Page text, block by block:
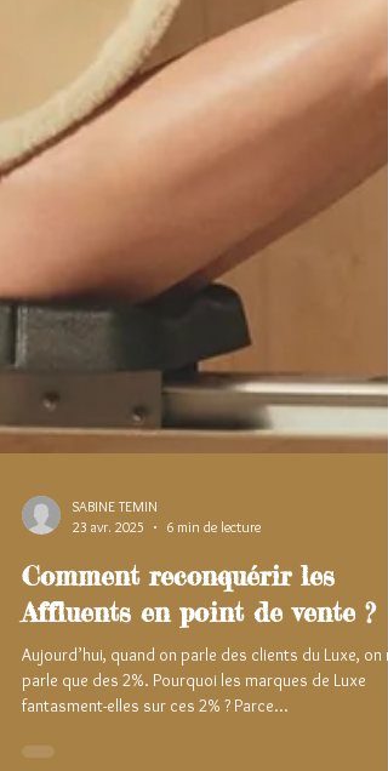
SABINE TEMIN
23 avr. 2025
6 min de lecture
Comment reconquérir les
Affluents en point de vente ?